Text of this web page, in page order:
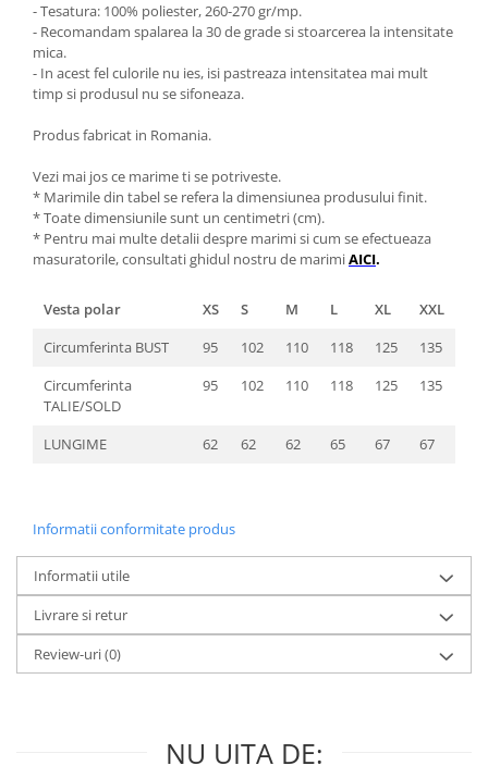
- Tesatura: 100% poliester, 260-270 gr/mp.
- Recomandam spalarea la 30 de grade si stoarcerea la intensitate
mica.
- In acest fel culorile nu ies, isi pastreaza intensitatea mai mult
timp si produsul nu se sifoneaza.
Produs fabricat in Romania.
Vezi mai jos ce marime ti se potriveste.
* Marimile din tabel se refera la dimensiunea produsului finit.
* Toate dimensiunile sunt un centimetri (cm).
* Pentru mai multe detalii despre marimi si cum se efectueaza
masuratorile, consultati ghidul nostru de marimiAICI.
Vesta polar XS S M L XL
XXL
Circumferinta BUST
95 102 110 118 125
135
Circumferinta
TALIE/SOLD
95 102 110 118 125 135
LUNGIME 62 62 62 65 67 67
Informatii conformitate produs
Informatii utile
Livrare si retur
Review-uri(0)
NU UITA DE: